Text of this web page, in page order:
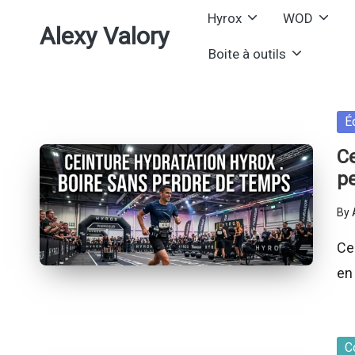
Alexy Valory
Hyrox WOD
Boite à outils
by
By